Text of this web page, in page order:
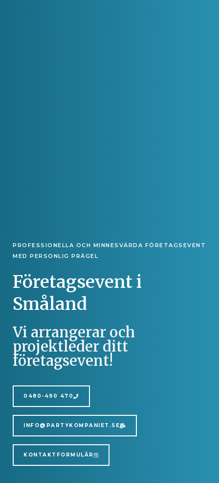
PROFESSIONELLA OCH MINNESVÄRDA FÖRETAGSEVENT
MED PERSONLIG PRÄGEL
Företagsevent i
Småland
Vi arrangerar och
projektleder ditt
företagsevent!
0480-490 470
INFO@PARTYKOMPANIET.SE
KONTAKTFORMULÄR